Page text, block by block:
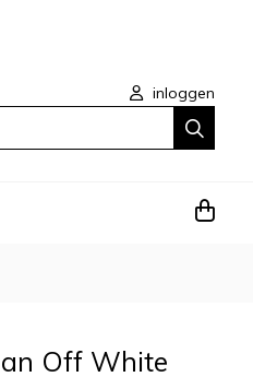
inloggen
Off White